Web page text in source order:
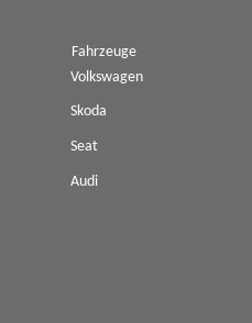
Fahrzeuge
Volkswagen
Skoda
Seat
Audi